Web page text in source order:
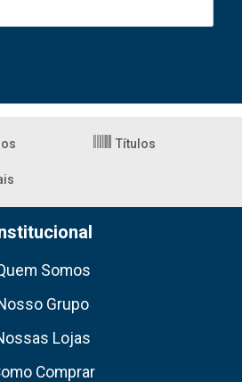
Títulos
Somos
Grupo
Lojas
Comprar